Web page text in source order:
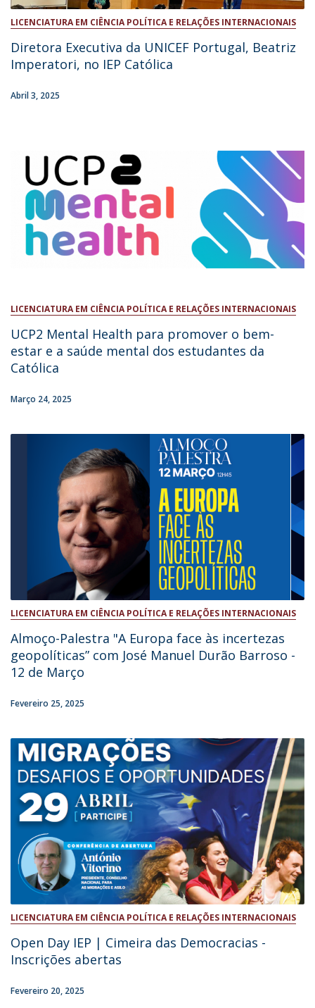
LICENCIATURA EM CIÊNCIA POLÍTICA E RELAÇÕES INTERNACIONAIS
Diretora Executiva da UNICEF Portugal, Beatriz
Imperatori, no IEP Católica
Abril 3, 2025
LICENCIATURA EM CIÊNCIA POLÍTICA E RELAÇÕES INTERNACIONAIS
UCP2 Mental Health para promover o bem-
estar e a saúde mental dos estudantes da
Católica
Março 24, 2025
LICENCIATURA EM CIÊNCIA POLÍTICA E RELAÇÕES INTERNACIONAIS
Almoço-Palestra "A Europa face às incertezas
geopolíticas” com José Manuel Durão Barroso -
12 de Março
Fevereiro 25, 2025
LICENCIATURA EM CIÊNCIA POLÍTICA E RELAÇÕES INTERNACIONAIS
Open Day IEP | Cimeira das Democracias -
Inscrições abertas
Fevereiro 20, 2025